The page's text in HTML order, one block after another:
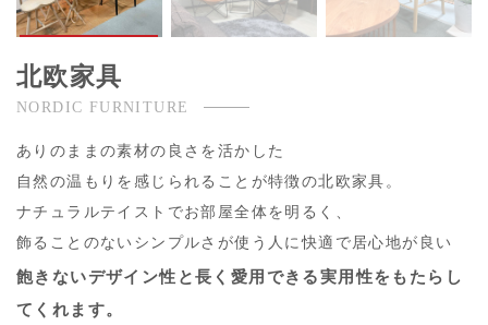
北欧家具
NORDIC FURNITURE
ありのままの素材の良さを活かした
自然の温もりを感じられることが特徴の北欧家具。
ナチュラルテイストでお部屋全体を明るく、
飾ることのないシンプルさが使う人に快適で居心地が良い
飽きないデザイン性と長く愛用できる実用性をもたらし
てくれます。